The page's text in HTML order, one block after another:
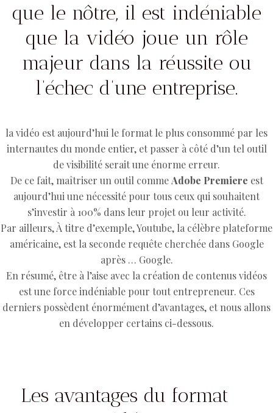
que le nôtre, il est indéniable
que la vidéo joue un rôle
majeur dans la réussite ou
l’échec d’une entreprise.
la vidéo est aujourd’hui le format le plus consommé par les
internautes du monde entier, et passer à côté d’un tel outil
de visibilité serait une énorme erreur.
De ce fait, maîtriser un outil commeAdobe Premiere est
aujourd’hui une nécessité pour tous ceux qui souhaitent
s’investir à 100% dans leur projet ou leur activité.
Par ailleurs, À titre d’exemple, Youtube, la célèbre plateforme
américaine, est la seconde requête cherchée dans Google
après … Google.
En résumé, être à l’aise avec la création de contenus vidéos
est une force indéniable pour tout entrepreneur. Ces
derniers possèdent énormément d’avantages, et nous allons
en développer certains ci-dessous.
Les avantages du format